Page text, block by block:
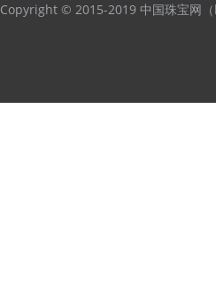
Copyright © 2015-2019 中国珠宝网